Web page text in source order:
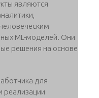
являются
ML-моделей. Они
решения на основе
для
реализации